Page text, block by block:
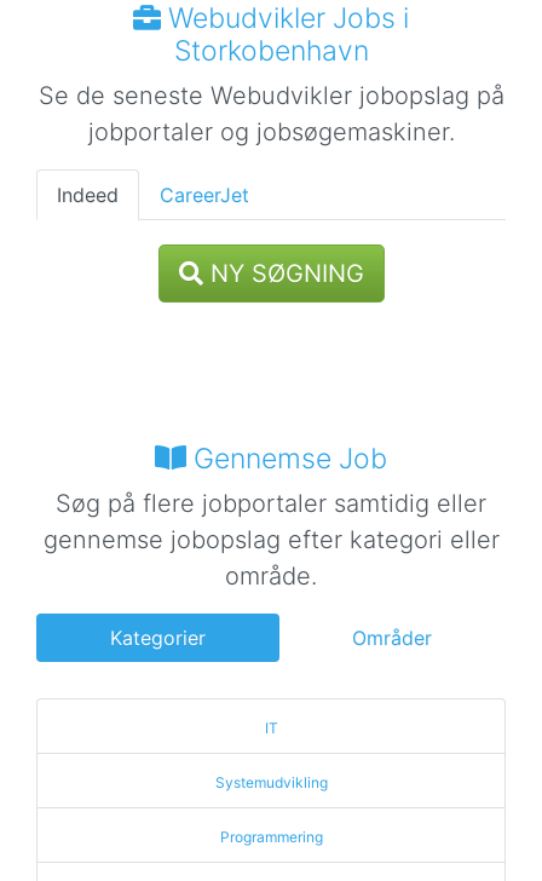
Webudvikler Jobs i
Storkobenhavn
Se de seneste Webudvikler jobopslag på
jobportaler og jobsøgemaskiner.
Indeed CareerJet
NY SØGNING
Gennemse Job
Søg på flere jobportaler samtidig eller
gennemse jobopslag efter kategori eller
område.
Kategorier Områder
IT
Systemudvikling
Programmering